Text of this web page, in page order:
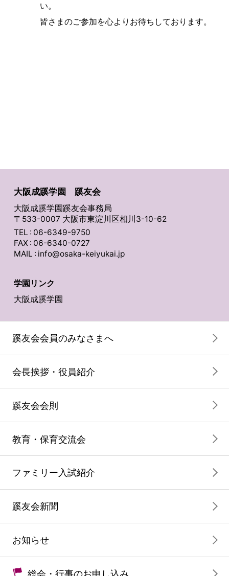
い。
皆さまのご参加を心よりお待ちしております。
大阪成蹊学園 蹊友会
大阪成蹊学園蹊友会事務局
〒533-0007 大阪市東淀川区相川3-10-62
TEL : 06-6349-9750
FAX : 06-6340-0727
MAIL : info@osaka-keiyukai.jp
学園リンク
大阪成蹊学園
蹊友会会員のみなさまへ
会長挨拶・役員紹介
蹊友会会則
教育・保育交流会
ファミリー入試紹介
蹊友会新聞
お知らせ